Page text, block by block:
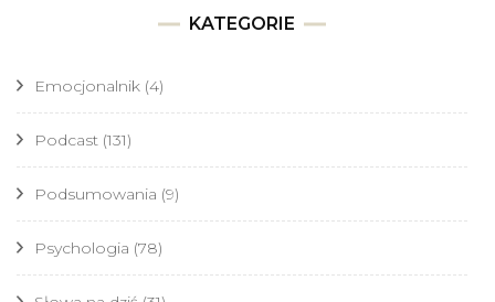
KATEGORIE
Emocjonalnik (4)
Podcast (131)
Podsumowania (9)
Psychologia (78)